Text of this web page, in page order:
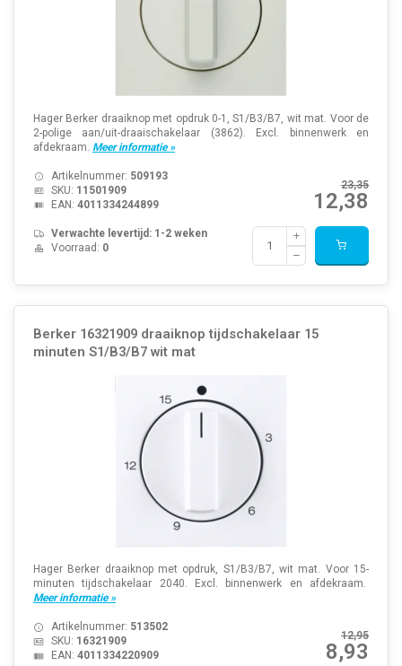
Hager Berker draaiknop met opdruk 0-1, S1/B3/B7, wit mat. Voor de
2-polige aan/uit-draaischakelaar (3862). Excl. binnenwerk en
afdekraam. Meer informatie »
23,35
12,38
Artikelnummer: 509193
SKU: 11501909
EAN: 4011334244899
Verwachte levertijd: 1-2 weken
Voorraad: 0
Berker 16321909 draaiknop tijdschakelaar 15
minuten S1/B3/B7 wit mat
Hager Berker draaiknop met opdruk, S1/B3/B7, wit mat. Voor 15-
minuten tijdschakelaar 2040. Excl. binnenwerk en afdekraam.
Meer informatie »
12,95
8,93
Artikelnummer: 513502
SKU: 16321909
EAN: 4011334220909